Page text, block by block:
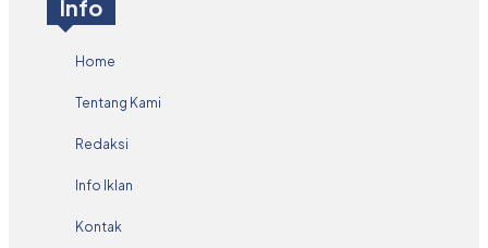
Info
Home
Tentang Kami
Redaksi
Info Iklan
Kontak